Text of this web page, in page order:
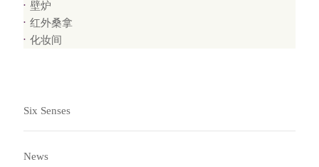
壁炉
红外桑拿
化妆间
Six Senses
News